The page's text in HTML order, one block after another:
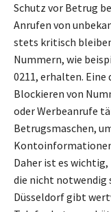
Schutz vor Betrug
Anrufen von
stets kritisch
Nummern, wie
0211, erhalten.
Blockieren von
oder Werbeanrufe
Betrugsmaschen,
Daher ist es
die nicht notwendig
Düsseldorf gibt